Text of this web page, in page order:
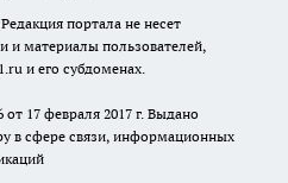
портала не несет
и материалы пользователей,
и его субдоменах.
от 17 февраля 2017 г. Выдано
в сфере связи, информационных